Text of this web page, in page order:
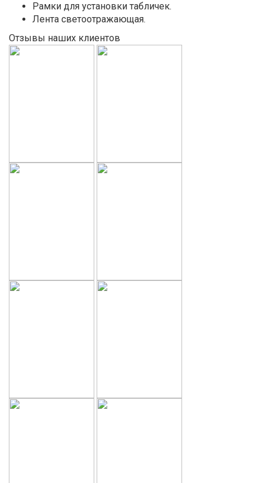
Рамки для установки табличек.
Лента светоотражающая.
Отзывы наших клиентов